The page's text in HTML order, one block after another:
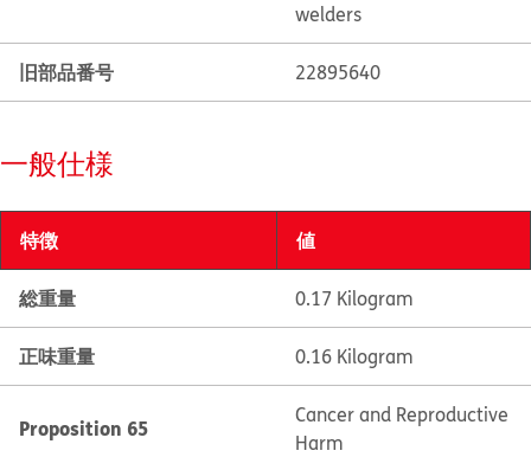
welders
旧部品番号 22895640
一般仕様
特徴 値
総重量 0.17 Kilogram
正味重量 0.16 Kilogram
Proposition 65
Cancer and Reproductive
Harm